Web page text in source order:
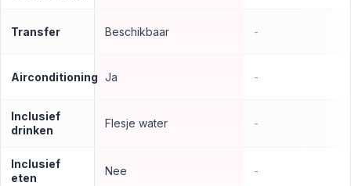
Transfer Beschikbaar -
Airconditioning Ja -
Inclusief
drinken
Flesje water -
Inclusief
eten
Nee -